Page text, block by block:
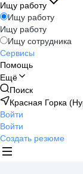
Ищу работу
Ищу работу
Ищу работу
Ищу сотрудника
Сервисы
Помощь
Ещё
Поиск
Красная Горка
Войти
Войти
Создать резюме